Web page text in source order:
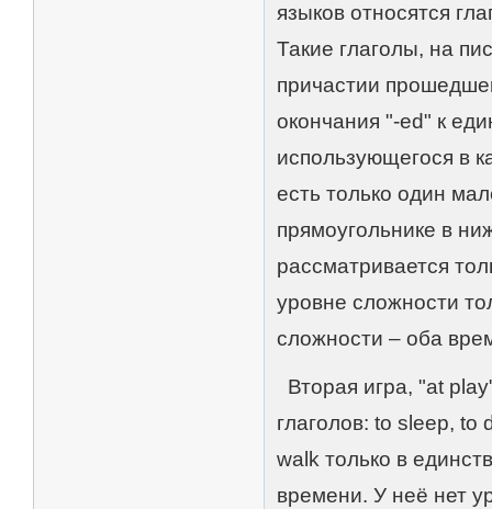
языков относятся
Такие глаголы, на
причастии
окончания "-ed" к
использующегося в
есть только один
прямоугольнике в
рассматривается
уровне сложности
сложности – оба
Вторая игра, "at
глаголов: to sleep, to
walk только в
времени. У неё нет